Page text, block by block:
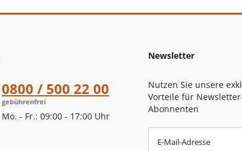
0800 / 500 22 00
gebührenfrei
Mo. - Fr.: 09:00 - 17:00 Uhr
Newsletter
Nutzen Sie unsere
Vorteile für
Abonnenten
E-Mail-Adresse